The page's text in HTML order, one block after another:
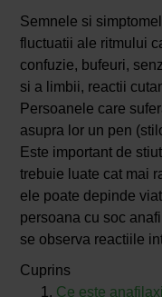
Semnele si
fluctuatii ale ritmului
confuzie, bufeuri,
si a limbii, reactii
Persoanele care
asupra lor un pen
Este important de
trebuie luate cat mai
ele poate depinde
persoana cu soc
se observa reactiile
Cuprins
Ce este